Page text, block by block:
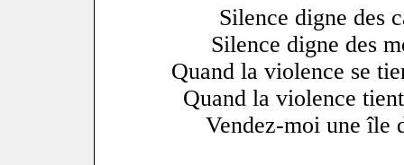
Silence digne des
Silence digne des
Quand la violence se
Quand la violence
Vendez-moi une île